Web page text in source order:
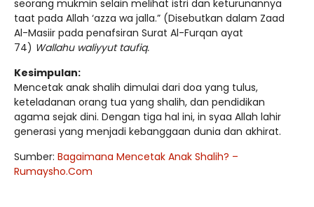
seorang mukmin selain melihat istri dan keturunannya
taat pada Allah ‘azza wa jalla.” (Disebutkan dalam Zaad
Al-Masiir pada penafsiran Surat Al-Furqan ayat
74) Wallahu waliyyut taufiq.
Kesimpulan:
Mencetak anak shalih dimulai dari doa yang tulus,
keteladanan orang tua yang shalih, dan pendidikan
agama sejak dini. Dengan tiga hal ini, in syaa Allah lahir
generasi yang menjadi kebanggaan dunia dan akhirat.
Sumber: Bagaimana Mencetak Anak Shalih? –
Rumaysho.Com